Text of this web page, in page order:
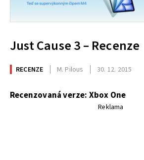
Just Cause 3 – Recenze
RECENZE M. Pilous 30. 12. 2015
Recenzovaná verze: Xbox One
Reklama